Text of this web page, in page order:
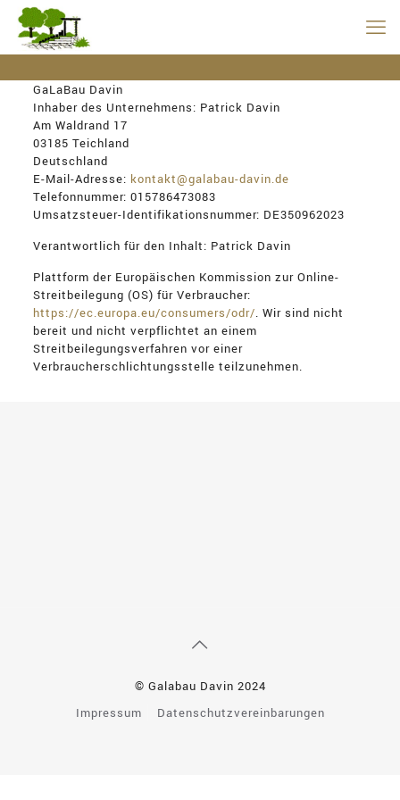
GaLaBau Davin
Inhaber des Unternehmens: Patrick Davin
Am Waldrand 17
03185 Teichland
Deutschland
E-Mail-Adresse: kontakt@galabau-davin.de
Telefonnummer: 015786473083
Umsatzsteuer-Identifikationsnummer: DE350962023
Verantwortlich für den Inhalt: Patrick Davin
Plattform der Europäischen Kommission zur Online-
Streitbeilegung (OS) für Verbraucher:
https://ec.europa.eu/consumers/odr/. Wir sind nicht
bereit und nicht verpflichtet an einem
Streitbeilegungsverfahren vor einer
Verbraucherschlichtungsstelle teilzunehmen.
© Galabau Davin 2024
Impressum
Datenschutzvereinbarungen